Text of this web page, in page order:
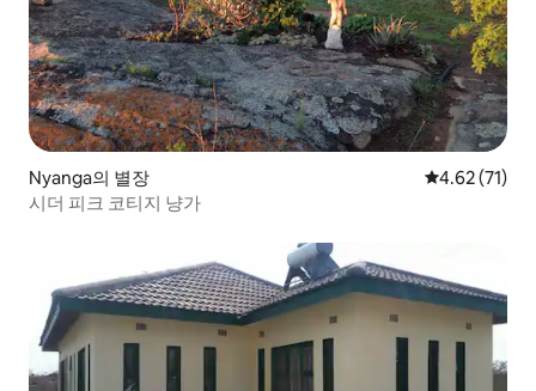
Nyanga의 별장 평점 4.62점
4.62 (71)
시더 피크 코티지 냥가